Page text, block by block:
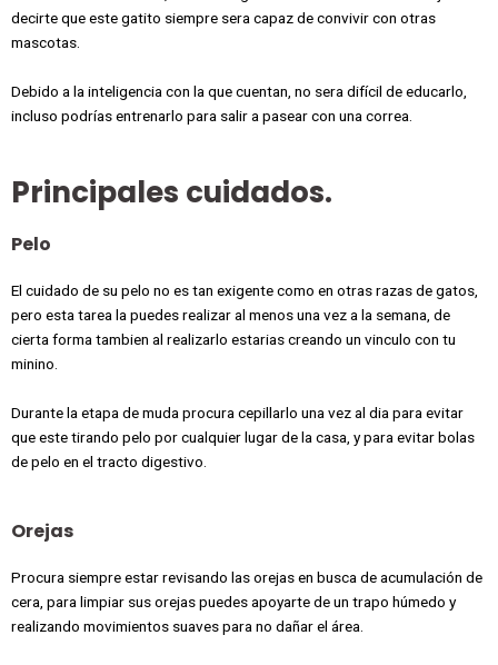
decirte que este gatito siempre sera capaz de convivir con otras
mascotas.
Debido a la inteligencia con la que cuentan, no sera difícil de educarlo,
incluso podrías entrenarlo para salir a pasear con una correa.
Principales cuidados.
Pelo
El cuidado de su pelo no es tan exigente como en otras razas de gatos,
pero esta tarea la puedes realizar al menos una vez a la semana, de
cierta forma tambien al realizarlo estarias creando un vinculo con tu
minino.
Durante la etapa de muda procura cepillarlo una vez al dia para evitar
que este tirando pelo por cualquier lugar de la casa, y para evitar bolas
de pelo en el tracto digestivo.
Orejas
Procura siempre estar revisando las orejas en busca de acumulación de
cera, para limpiar sus orejas puedes apoyarte de un trapo húmedo y
realizando movimientos suaves para no dañar el área.